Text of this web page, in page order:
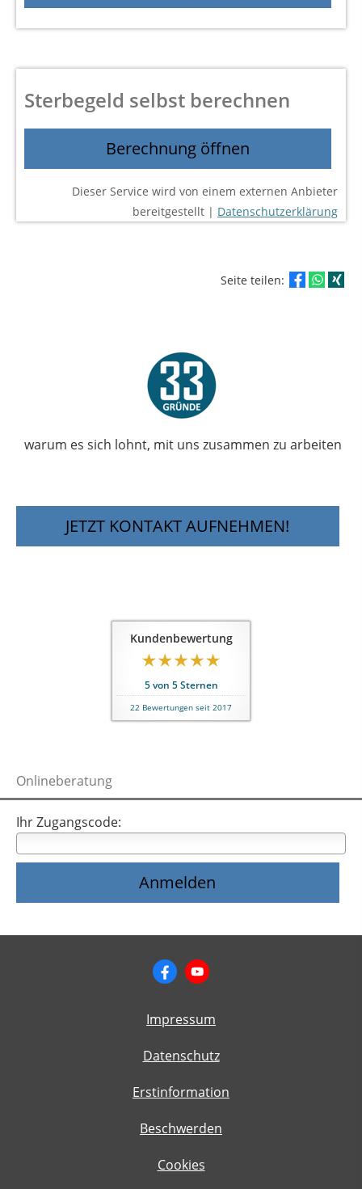
Sterbegeld selbst berechnen
Berechnung öffnen
Dieser Service wird von einem externen Anbieter
bereitgestellt | Datenschutzerklärung
Seite teilen:
warum es sich lohnt, mit uns zusammen zu arbeiten
JETZT KONTAKT AUFNEHMEN!
Kundenbewertung
5von 5Sternen
22 Bewertungen seit 2017
Onlineberatung
Ihr Zugangscode:
Impressum
Datenschutz
Erstinformation
Beschwerden
Cookies